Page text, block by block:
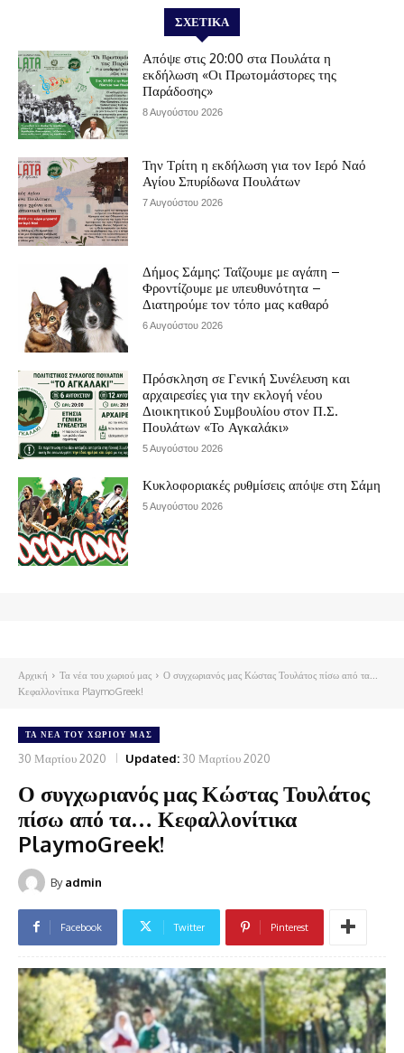
ΣΧΕΤΙΚΆ
Απόψε στις 20:00 στα Πουλάτα η
εκδήλωση «Οι Πρωτομάστορες της
Παράδοσης»
8 Αυγούστου 2026
Την Τρίτη η εκδήλωση για τον Ιερό Ναό
Αγίου Σπυρίδωνα Πουλάτων
7 Αυγούστου 2026
Δήμος Σάμης: Ταΐζουμε με αγάπη –
Φροντίζουμε με υπευθυνότητα –
Διατηρούμε τον τόπο μας καθαρό
6 Αυγούστου 2026
Πρόσκληση σε Γενική Συνέλευση και
αρχαιρεσίες για την εκλογή νέου
Διοικητικού Συμβουλίου στον Π.Σ.
Πουλάτων «Το Αγκαλάκι»
5 Αυγούστου 2026
Κυκλοφοριακές ρυθμίσεις απόψε στη Σάμη
5 Αυγούστου 2026